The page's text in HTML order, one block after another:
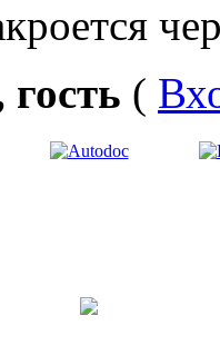
гость (